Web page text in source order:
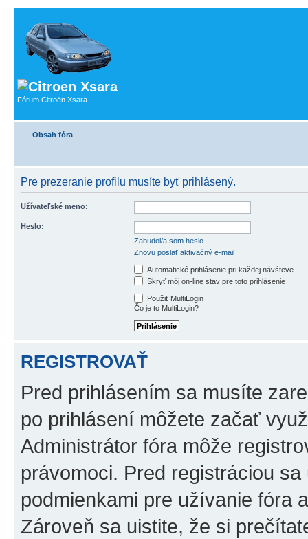
Fórum Citroën Xsara
Obsah fóra
Pre prezeranie profilu musíte byť prihlásený.
Užívateľské meno:
Heslo:
Zabudol/a som heslo
Znovu poslať aktivačný e-mail
Automatické prihlásenie pri každej návšteve
Skryť môj on-line stav pre toto prihlásenie
Použiť MultiLogin
Čo je to MultiLogin?
REGISTROVAŤ
Pred prihlásením sa musíte
po prihlásení môžete začať
Administrátor fóra môže
právomoci. Pred registráciou
podmienkami pre užívanie fóra
Zároveň sa uistite, že si